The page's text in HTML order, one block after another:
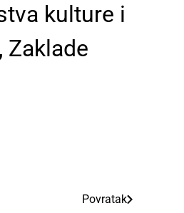
kulture i
Zaklade
Povratak